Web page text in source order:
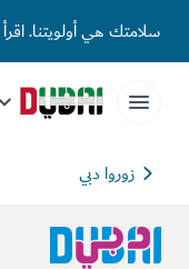
سلامتك هي أولويتنا. اقرأ
زوروا دبي